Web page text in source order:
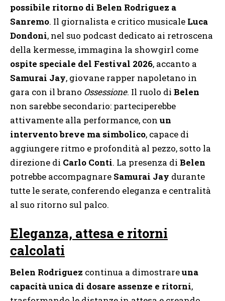
possibile ritorno di Belen Rodriguez a
Sanremo. Il giornalista e critico musicale Luca
Dondoni, nel suo podcast dedicato ai retroscena
della kermesse, immagina la showgirl come
ospite speciale del Festival 2026, accanto a
Samurai Jay, giovane rapper napoletano in
gara con il brano Ossessione. Il ruolo di Belen
non sarebbe secondario: parteciperebbe
attivamente alla performance, con un
intervento breve ma simbolico, capace di
aggiungere ritmo e profondità al pezzo, sotto la
direzione di Carlo Conti. La presenza di Belen
potrebbe accompagnare Samurai Jay durante
tutte le serate, conferendo eleganza e centralità
al suo ritorno sul palco.
Eleganza, attesa e ritorni
calcolati
Belen Rodriguez continua a dimostrareuna
capacità unica di dosare assenze e ritorni,